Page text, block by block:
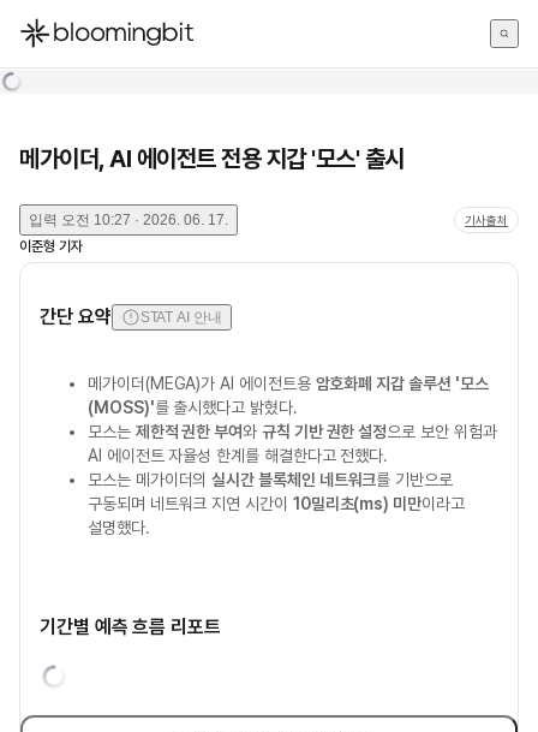
한국어
메가이더, AI 에이전트 전용 지갑 '모스' 출시
입력 오전 10:27 · 2026. 06. 17. 기사출처
이준형 기자
간단 요약 STAT AI 안내
메가이더(MEGA)가 AI 에이전트용 암호화폐 지갑 솔루션 '모스
(MOSS)'를 출시했다고 밝혔다.
모스는 제한적 권한 부여와 규칙 기반 권한 설정으로 보안 위험과
AI 에이전트 자율성 한계를 해결한다고 전했다.
모스는 메가이더의실시간 블록체인 네트워크를 기반으로
구동되며 네트워크 지연 시간이 10밀리초(ms) 미만이라고
설명했다.
기간별 예측 흐름 리포트